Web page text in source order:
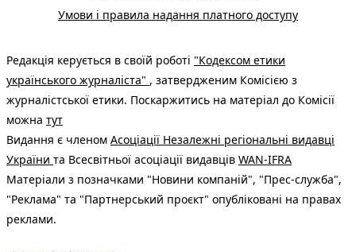
Умови і правила надання платного доступу
Редакція керується в своїй роботі "Кодексом етики
українського журналіста" , затвердженим Комісією з
журналістської етики. Поскаржитись на матеріал до Комісії
можна тут
Видання є членом Асоціації Незалежні регіональні видавці
України та Всесвітньої асоціації видавців WAN-IFRA
Матеріали з позначками "Новини компаній", "Прес-служба",
"Реклама" та "Партнерський проєкт" опубліковані на правах
реклами.